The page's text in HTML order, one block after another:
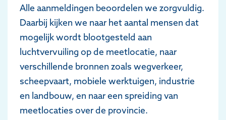
Alle aanmeldingen beoordelen we zorgvuldig.
Daarbij kijken we naar het aantal mensen dat
mogelijk wordt blootgesteld aan
luchtvervuiling op de meetlocatie, naar
verschillende bronnen zoals wegverkeer,
scheepvaart, mobiele werktuigen, industrie
en landbouw, en naar een spreiding van
meetlocaties over de provincie.